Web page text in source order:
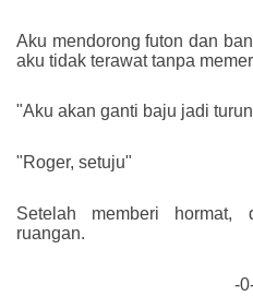
Aku mendorong futon dan
aku tidak terawat tanpa
"Aku akan ganti baju jadi
"Roger, setuju"
Setelah memberi hormat,
ruangan.
-